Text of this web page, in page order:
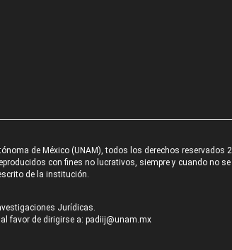
de México (UNAM), todos los derechos reservados
con fines no lucrativos, siempre y cuando no
de la institución.
Jurídicas.
favor de dirigirse a: padiij@unam.mx